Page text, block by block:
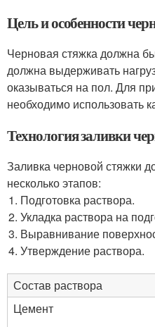
Цель и особенности
Черновая стяжка должна
должна выдерживать
оказываться на пол. Для
необходимо использовать
Технология заливки
Заливка черновой стяжки
несколько этапов:
Подготовка раствора.
Укладка раствора на
Выравнивание
Утверждение раствора.
Состав раствора
Цемент